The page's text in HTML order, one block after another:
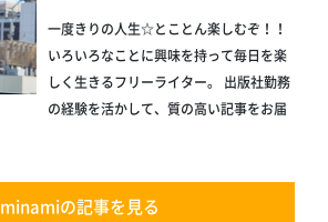
一度きりの人生☆とことん楽しむぞ！！
いろいろなことに興味を持って毎日を楽
しく生きるフリーライター。 出版社勤務
の経験を活かして、質の高い記事をお届
minamiの記事を見る